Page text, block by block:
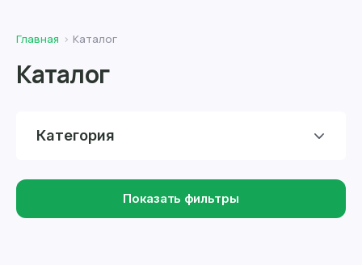
Главная Каталог
Каталог
Категория
Показать фильтры